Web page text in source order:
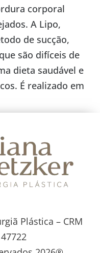
corporal
A Lipo,
de sucção,
são difíceis de
dieta saudável e
É realizado em
Plástica – CRM